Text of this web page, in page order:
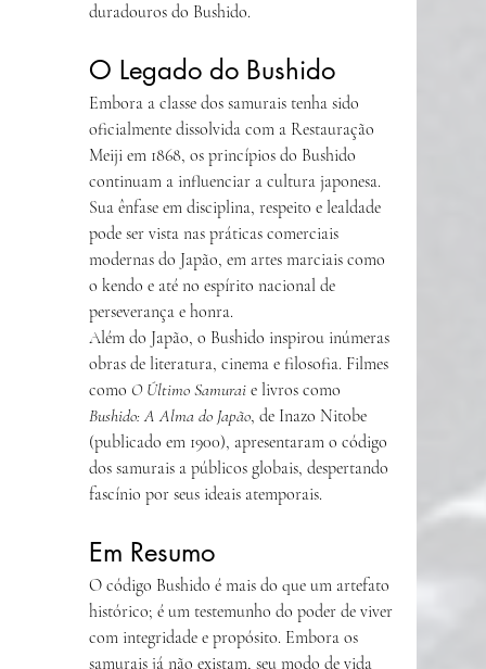
duradouros do Bushido.
O Legado do Bushido
Embora a classe dos samurais tenha sido
oficialmente dissolvida com a Restauração
Meiji em 1868, os princípios do Bushido
continuam a influenciar a cultura japonesa.
Sua ênfase em disciplina, respeito e lealdade
pode ser vista nas práticas comerciais
modernas do Japão, em artes marciais como
o kendo e até no espírito nacional de
perseverança e honra.
Além do Japão, o Bushido inspirou inúmeras
obras de literatura, cinema e filosofia. Filmes
como O Último Samurai e livros como
Bushido: A Alma do Japão, de Inazo Nitobe
(publicado em 1900), apresentaram o código
dos samurais a públicos globais, despertando
fascínio por seus ideais atemporais.
Em Resumo
O código Bushido é mais do que um artefato
histórico; é um testemunho do poder de viver
com integridade e propósito. Embora os
samurais já não existam, seu modo de vida